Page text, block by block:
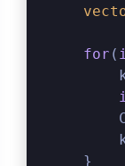
for (
    }